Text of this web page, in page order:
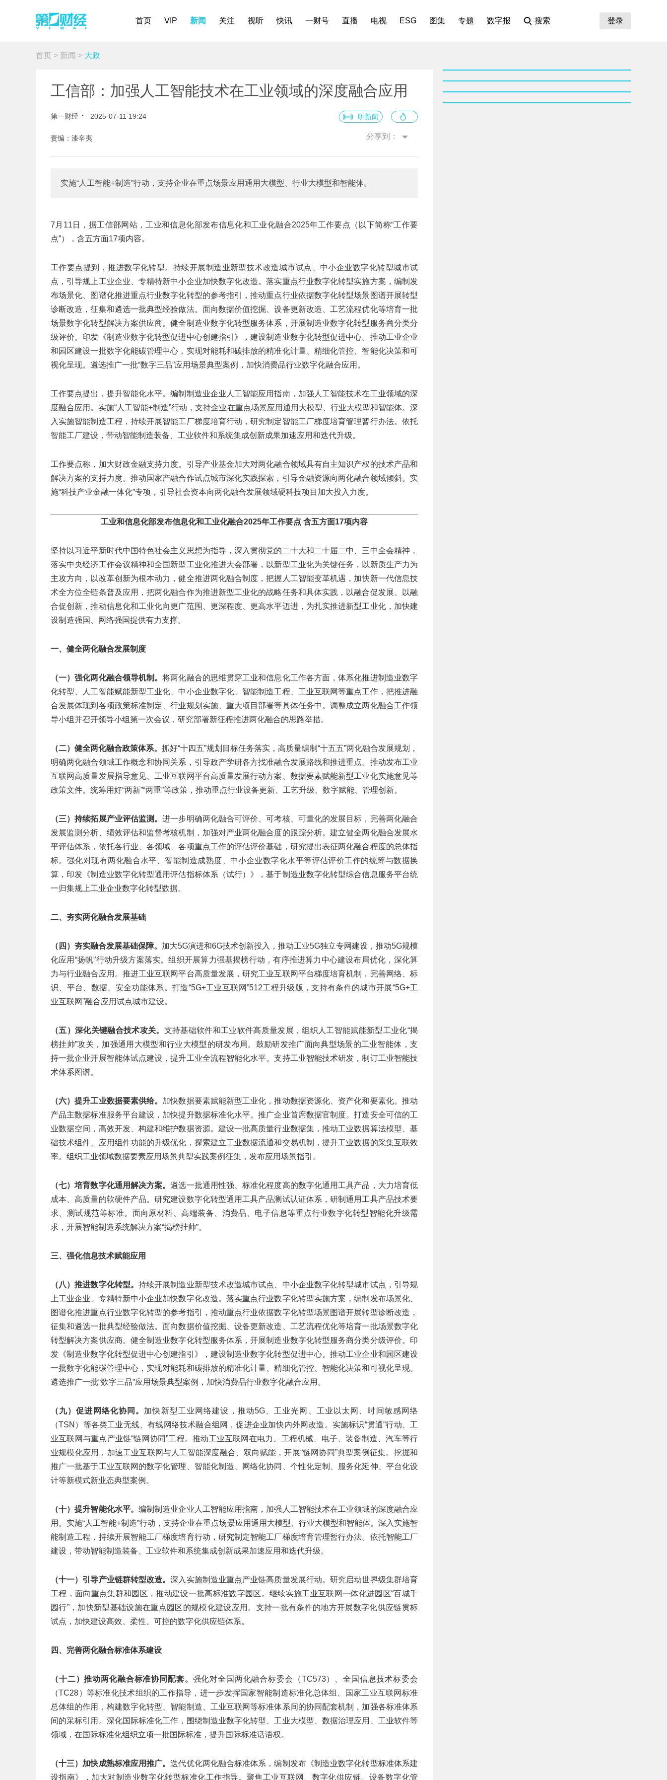
首页 VIP 新闻 关注 视听 快讯 一财号 直播 电视 ESG 图集 专题 数字报 搜索 登录
首页 > 新闻 > 大政
工信部：加强人工智能技术在工业领域的深度融合应用
第一财经 2025-07-11 19:24 听新闻
责编：漆辛夷 分享到：
实施“人工智能+制造”行动，支持企业在重点场景应用通用大模型、行业大模型和智能体。
7月11日，据工信部网站，工业和信息化部发布信息化和工业化融合2025年工作要点（以下简称“工作要
点”），含五方面17项内容。
工作要点提到，推进数字化转型。持续开展制造业新型技术改造城市试点、中小企业数字化转型城市试
点，引导规上工业企业、专精特新中小企业加快数字化改造。落实重点行业数字化转型实施方案，编制发
布场景化、图谱化推进重点行业数字化转型的参考指引，推动重点行业依据数字化转型场景图谱开展转型
诊断改造，征集和遴选一批典型经验做法。面向数据价值挖掘、设备更新改造、工艺流程优化等培育一批
场景数字化转型解决方案供应商。健全制造业数字化转型服务体系，开展制造业数字化转型服务商分类分
级评价。印发《制造业数字化转型促进中心创建指引》，建设制造业数字化转型促进中心。推动工业企业
和园区建设一批数字化能碳管理中心，实现对能耗和碳排放的精准化计量、精细化管控、智能化决策和可
视化呈现。遴选推广一批“数字三品”应用场景典型案例，加快消费品行业数字化融合应用。
工作要点提出，提升智能化水平。编制制造业企业人工智能应用指南，加强人工智能技术在工业领域的深
度融合应用。实施“人工智能+制造”行动，支持企业在重点场景应用通用大模型、行业大模型和智能体。深
入实施智能制造工程，持续开展智能工厂梯度培育行动，研究制定智能工厂梯度培育管理暂行办法。依托
智能工厂建设，带动智能制造装备、工业软件和系统集成创新成果加速应用和迭代升级。
工作要点称，加大财政金融支持力度。引导产业基金加大对两化融合领域具有自主知识产权的技术产品和
解决方案的支持力度。推动国家产融合作试点城市深化实践探索，引导金融资源向两化融合领域倾斜。实
施“科技产业金融一体化”专项，引导社会资本向两化融合发展领域硬科技项目加大投入力度。
工业和信息化部发布信息化和工业化融合2025年工作要点 含五方面17项内容
坚持以习近平新时代中国特色社会主义思想为指导，深入贯彻党的二十大和二十届二中、三中全会精神，
落实中央经济工作会议精神和全国新型工业化推进大会部署，以新型工业化为关键任务，以新质生产力为
主攻方向，以改革创新为根本动力，健全推进两化融合制度，把握人工智能变革机遇，加快新一代信息技
术全方位全链条普及应用，把两化融合作为推进新型工业化的战略任务和具体实践，以融合促发展、以融
合促创新，推动信息化和工业化向更广范围、更深程度、更高水平迈进，为扎实推进新型工业化，加快建
设制造强国、网络强国提供有力支撑。
一、健全两化融合发展制度
（一）强化两化融合领导机制。将两化融合的思维贯穿工业和信息化工作各方面，体系化推进制造业数字
化转型、人工智能赋能新型工业化、中小企业数字化、智能制造工程、工业互联网等重点工作，把推进融
合发展体现到各项政策标准制定、行业规划实施、重大项目部署等具体任务中。调整成立两化融合工作领
导小组并召开领导小组第一次会议，研究部署新征程推进两化融合的思路举措。
（二）健全两化融合政策体系。 抓好“十四五”规划目标任务落实，高质量编制“十五五”两化融合发展规划，
明确两化融合领域工作概念和协同关系，引导政产学研各方找准融合发展路线和推进重点。推动发布工业
互联网高质量发展指导意见、工业互联网平台高质量发展行动方案、数据要素赋能新型工业化实施意见等
政策文件。统筹用好“两新”“两重”等政策，推动重点行业设备更新、工艺升级、数字赋能、管理创新。
（三）持续拓展产业评估监测。进一步明确两化融合可评价、可考核、可量化的发展目标，完善两化融合
发展监测分析、绩效评估和监督考核机制，加强对产业两化融合度的跟踪分析。建立健全两化融合发展水
平评估体系，依托各行业、各领域、各项重点工作的评估评价基础，研究提出表征两化融合程度的总体指
标。强化对现有两化融合水平、智能制造成熟度、中小企业数字化水平等评估评价工作的统筹与数据换
算，印发《制造业数字化转型通用评估指标体系（试行）》，基于制造业数字化转型综合信息服务平台统
一归集规上工业企业数字化转型数据。
二、夯实两化融合发展基础
（四）夯实融合发展基础保障。 加大5G演进和6G技术创新投入，推动工业5G独立专网建设，推动5G规模
化应用“扬帆”行动升级方案落实。组织开展算力强基揭榜行动，有序推进算力中心建设布局优化，深化算
力与行业融合应用。推进工业互联网平台高质量发展，研究工业互联网平台梯度培育机制，完善网络、标
识、平台、数据、安全功能体系。打造“5G+工业互联网”512工程升级版，支持有条件的城市开展“5G+工
业互联网”融合应用试点城市建设。
（五）深化关键融合技术攻关。 支持基础软件和工业软件高质量发展，组织人工智能赋能新型工业化“揭
榜挂帅”攻关，加强通用大模型和行业大模型的研发布局。鼓励研发推广面向典型场景的工业智能体，支
持一批企业开展智能体试点建设，提升工业全流程智能化水平。支持工业智能技术研发，制订工业智能技
术体系图谱。
（六）提升工业数据要素供给。 加快数据要素赋能新型工业化，推动数据资源化、资产化和要素化。推动
产品主数据标准服务平台建设，加快提升数据标准化水平。推广企业首席数据官制度。打造安全可信的工
业数据空间，高效开发、构建和维护数据资源。建设一批高质量行业数据集，推动工业数据算法模型、基
础技术组件、应用组件功能的升级优化，探索建立工业数据流通和交易机制，提升工业数据的采集互联效
率。组织工业领域数据要素应用场景典型实践案例征集，发布应用场景指引。
（七）培育数字化通用解决方案。遴选一批通用性强、标准化程度高的数字化通用工具产品，大力培育低
成本、高质量的软硬件产品。研究建设数字化转型通用工具产品测试认证体系，研制通用工具产品技术要
求、测试规范等标准。面向原材料、高端装备、消费品、电子信息等重点行业数字化转型智能化升级需
求，开展智能制造系统解决方案“揭榜挂帅”。
三、强化信息技术赋能应用
（八）推进数字化转型。 持续开展制造业新型技术改造城市试点、中小企业数字化转型城市试点，引导规
上工业企业、专精特新中小企业加快数字化改造。落实重点行业数字化转型实施方案，编制发布场景化、
图谱化推进重点行业数字化转型的参考指引，推动重点行业依据数字化转型场景图谱开展转型诊断改造，
征集和遴选一批典型经验做法。面向数据价值挖掘、设备更新改造、工艺流程优化等培育一批场景数字化
转型解决方案供应商。健全制造业数字化转型服务体系，开展制造业数字化转型服务商分类分级评价。印
发《制造业数字化转型促进中心创建指引》，建设制造业数字化转型促进中心。推动工业企业和园区建设
一批数字化能碳管理中心，实现对能耗和碳排放的精准化计量、精细化管控、智能化决策和可视化呈现。
遴选推广一批“数字三品”应用场景典型案例，加快消费品行业数字化融合应用。
（九）促进网络化协同。 加快新型工业网络建设，推动5G、工业光网、工业以太网、时间敏感网络
（TSN）等各类工业无线、有线网络技术融合组网，促进企业加快内外网改造。实施标识“贯通”行动、工
业互联网与重点产业链“链网协同”工程。推动工业互联网在电力、工程机械、电子、装备制造、汽车等行
业规模化应用，加速工业互联网与人工智能深度融合、双向赋能，开展“链网协同”典型案例征集。挖掘和
推广一批基于工业互联网的数字化管理、智能化制造、网络化协同、个性化定制、服务化延伸、平台化设
计等新模式新业态典型案例。
（十）提升智能化水平。 编制制造业企业人工智能应用指南，加强人工智能技术在工业领域的深度融合应
用。实施“人工智能+制造”行动，支持企业在重点场景应用通用大模型、行业大模型和智能体。深入实施智
能制造工程，持续开展智能工厂梯度培育行动，研究制定智能工厂梯度培育管理暂行办法。依托智能工厂
建设，带动智能制造装备、工业软件和系统集成创新成果加速应用和迭代升级。
（十一）引导产业链群转型改造。深入实施制造业重点产业链高质量发展行动。研究启动世界级集群培育
工程，面向重点集群和园区，推动建设一批高标准数字园区。继续实施工业互联网一体化进园区“百城千
园行”，加快新型基础设施在重点园区的规模化建设应用。支持一批有条件的地方开展数字化供应链贯标
试点，加快建设高效、柔性、可控的数字化供应链体系。
四、完善两化融合标准体系建设
（十二）推动两化融合标准协同配套。 强化对全国两化融合标委会（TC573）、全国信息技术标委会
（TC28）等标准化技术组织的工作指导，进一步发挥国家智能制造标准化总体组、国家工业互联网标准
总体组的作用，构建数字化转型、智能制造、工业互联网等标准体系间的协同配套机制，加强各标准体系
间的采标引用。深化国际标准化工作，围绕制造业数字化转型、工业大模型、数据治理应用、工业软件等
领域，在国际标准化组织立项一批国际标准，提升国际标准话语权。
（十三）加快成熟标准应用推广。迭代优化两化融合标准体系，编制发布《制造业数字化转型标准体系建
设指南》，加大对制造业数字化转型标准化工作指导。聚焦工业互联网、数字化供应链、设备数字化管